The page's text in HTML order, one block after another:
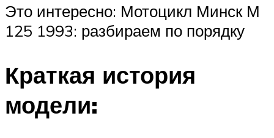
Это интересно: Мотоцикл Минск М
125 1993: разбираем по порядку
Краткая история
модели: